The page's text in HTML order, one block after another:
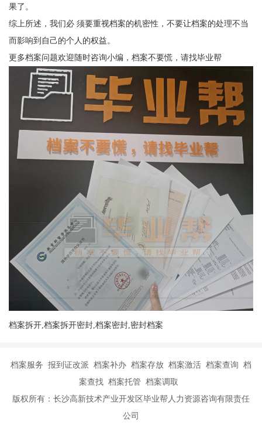
果了。
综上所述，我们必 须要重视档案的机密性，不要让档案的处理不当
而影响到自己的个人的权益。
更多档案问题欢迎随时咨询小编，档案不要慌，请找毕业帮
档案拆开,档案拆开密封,档案密封,密封档案
档案服务 报到证改派 档案补办 档案存放 档案激活 档案查询 档
案查找 档案托管 档案调取
版权所有：长沙高新技术产业开发区毕业帮人力资源咨询有限责任
公司